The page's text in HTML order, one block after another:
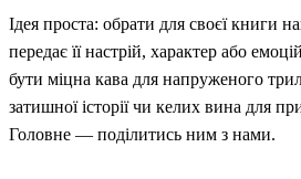
Ідея проста: обрати для своєї книги
передає її настрій, характер або
бути міцна кава для напруженого
затишної історії чи келих вина для
Головне — поділитись ним з нами.